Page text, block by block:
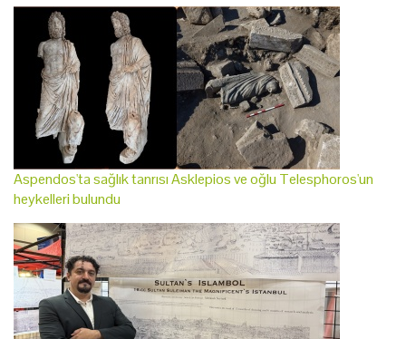
Aspendos'ta sağlık tanrısı Asklepios ve oğlu Telesphoros'un
heykelleri bulundu